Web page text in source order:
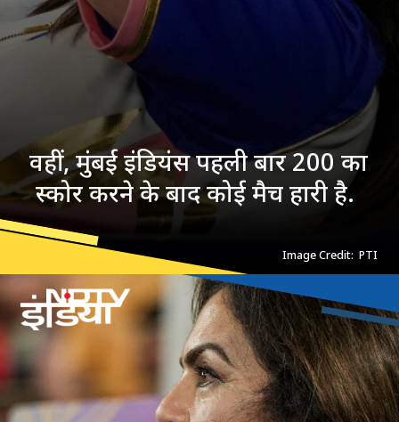
वहीं, मुंबई इंडियंस पहली बार 200 का
स्कोर करने के बाद कोई मैच हारी है.
Image Credit: PTI